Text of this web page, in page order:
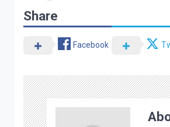
Share
Facebook